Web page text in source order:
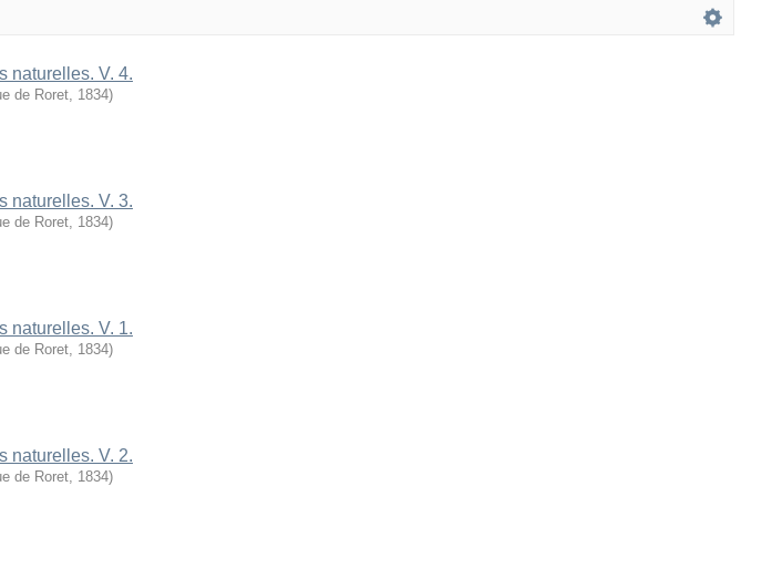
naturelles. V. 4.
de Roret, 1834)
naturelles. V. 3.
de Roret, 1834)
naturelles. V. 1.
de Roret, 1834)
naturelles. V. 2.
de Roret, 1834)